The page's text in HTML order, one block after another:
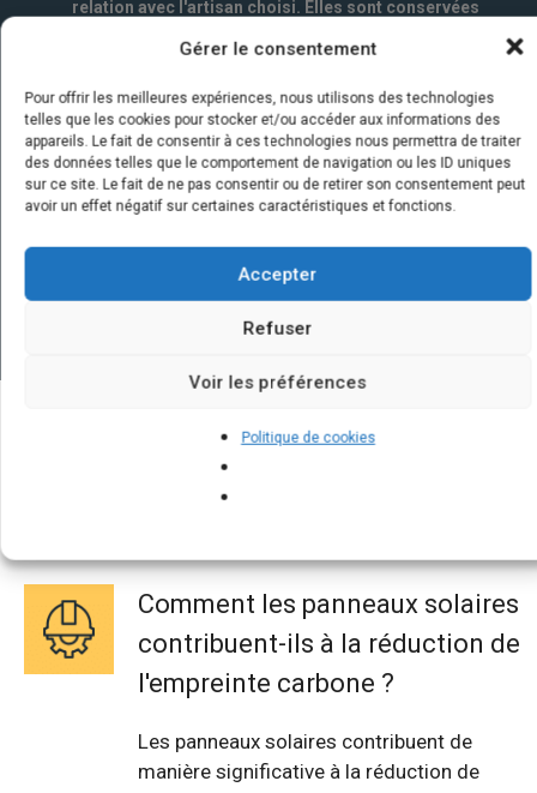
Gérer le consentement
Pour offrir les meilleures expériences, nous utilisons des technologies
telles que les cookies pour stocker et/ou accéder aux informations des
appareils. Le fait de consentir à ces technologies nous permettra de traiter
des données telles que le comportement de navigation ou les ID uniques
sur ce site. Le fait de ne pas consentir ou de retirer son consentement peut
avoir un effet négatif sur certaines caractéristiques et fonctions.
Accepter
Refuser
Voir les préférences
Politique de cookies
relation avec l'artisan choisi. Elles sont conservées
service commercial.*
Quelques infos sur nos centrales
solaires : questions et réponses
Comment les panneaux solaires
contribuent-ils à la réduction de
l'empreinte carbone ?
Les panneaux solaires contribuent de
manière significative à la réduction de